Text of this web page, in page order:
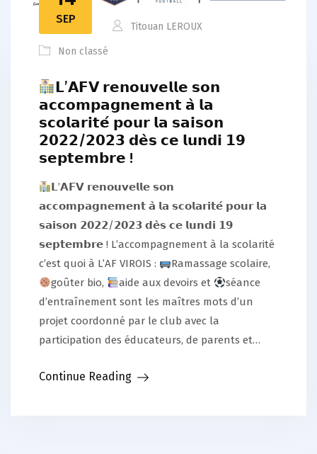
SEP
Titouan LEROUX
Non classé
𝗟’𝗔𝗙𝗩 𝗿𝗲𝗻𝗼𝘂𝘃𝗲𝗹𝗹𝗲 𝘀𝗼𝗻
𝗮𝗰𝗰𝗼𝗺𝗽𝗮𝗴𝗻𝗲𝗺𝗲𝗻𝘁 𝗮̀ 𝗹𝗮
𝘀𝗰𝗼𝗹𝗮𝗿𝗶𝘁𝗲́ 𝗽𝗼𝘂𝗿 𝗹𝗮 𝘀𝗮𝗶𝘀𝗼𝗻
𝟮𝟬𝟮𝟮/𝟮𝟬𝟮𝟯 𝗱𝗲̀𝘀 𝗰𝗲 𝗹𝘂𝗻𝗱𝗶 𝟭𝟵
𝘀𝗲𝗽𝘁𝗲𝗺𝗯𝗿𝗲 !
𝗟’𝗔𝗙𝗩 𝗿𝗲𝗻𝗼𝘂𝘃𝗲𝗹𝗹𝗲 𝘀𝗼𝗻
𝗮𝗰𝗰𝗼𝗺𝗽𝗮𝗴𝗻𝗲𝗺𝗲𝗻𝘁 𝗮̀ 𝗹𝗮 𝘀𝗰𝗼𝗹𝗮𝗿𝗶𝘁𝗲́ 𝗽𝗼𝘂𝗿 𝗹𝗮
𝘀𝗮𝗶𝘀𝗼𝗻 𝟮𝟬𝟮𝟮/𝟮𝟬𝟮𝟯 𝗱𝗲̀𝘀 𝗰𝗲 𝗹𝘂𝗻𝗱𝗶 𝟭𝟵
𝘀𝗲𝗽𝘁𝗲𝗺𝗯𝗿𝗲 ! L’accompagnement à la scolarité
c’est quoi à L’AF VIROIS :
Ramassage scolaire,
goûter bio,
aide aux devoirs et
séance
d’entraînement sont les maîtres mots d’un
projet coordonné par le club avec la
participation des éducateurs, de parents et…
Continue Reading